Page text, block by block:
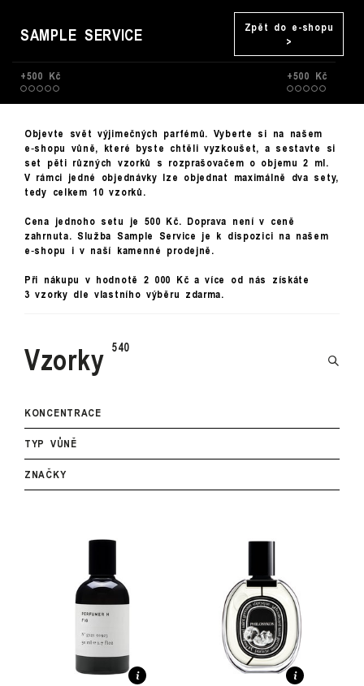
SAMPLE SERVICE
Zpět do e-shopu
>
+500 Kč +500 Kč
Objevte svět výjimečných parfémů. Vyberte si na našem
e‑shopu vůně, které byste chtěli vyzkoušet, a sestavte si
set pěti různých vzorků s rozprašovačem o objemu 2 ml.
V rámci jedné objednávky lze objednat maximálně dva sety,
tedy celkem 10 vzorků.
Cena jednoho setu je 500 Kč. Doprava není v ceně
zahrnuta. Služba Sample Service je k dispozici na našem
e‑shopu i v naší kamenné prodejně.
Při nákupu v hodnotě 2 000 Kč a více od nás získáte
3 vzorky dle vlastního výběru zdarma.
Vzorky
KONCENTRACE
TYP VŮNĚ
ZNAČKY